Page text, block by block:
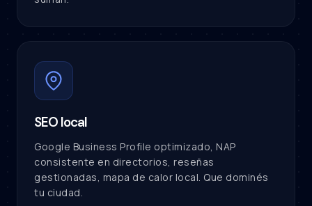
SEO local
Google Business Profile optimizado, NAP
consistente en directorios, reseñas
gestionadas, mapa de calor local. Que dominés
tu ciudad.